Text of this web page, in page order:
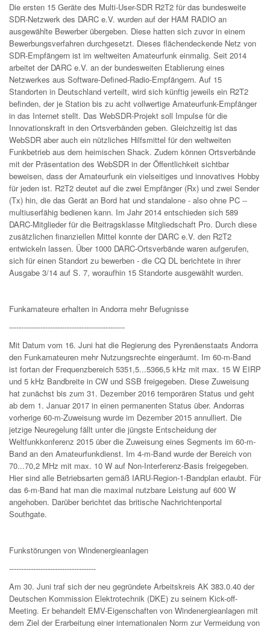
Die ersten 15 Geräte des Multi-User-SDR R2T2 für das bundesweite
SDR-Netzwerk des DARC e.V. wurden auf der HAM RADIO an
ausgewählte Bewerber übergeben. Diese hatten sich zuvor in einem
Bewerbungsverfahren durchgesetzt. Dieses flächendeckende Netz von
SDR-Empfängern ist im weltweiten Amateurfunk einmalig. Seit 2014
arbeitet der DARC e.V. an der bundesweiten Etablierung eines
Netzwerkes aus Software-Defined-Radio-Empfängern. Auf 15
Standorten in Deutschland verteilt, wird sich künftig jeweils ein R2T2
befinden, der je Station bis zu acht vollwertige Amateurfunk-Empfänger
in das Internet stellt. Das WebSDR-Projekt soll Impulse für die
Innovationskraft in den Ortsverbänden geben. Gleichzeitig ist das
WebSDR aber auch ein nützliches Hilfsmittel für den weltweiten
Funkbetrieb aus dem heimischen Shack. Zudem können Ortsverbände
mit der Präsentation des WebSDR in der Öffentlichkeit sichtbar
beweisen, dass der Amateurfunk ein vielseitiges und innovatives Hobby
für jeden ist. R2T2 deutet auf die zwei Empfänger (Rx) und zwei Sender
(Tx) hin, die das Gerät an Bord hat und standalone - also ohne PC --
multiuserfähig bedienen kann. Im Jahr 2014 entschieden sich 589
DARC-Mitglieder für die Beitragsklasse Mitgliedschaft Pro. Durch diese
zusätzlichen finanziellen Mittel konnte der DARC e.V. den R2T2
entwickeln lassen. Über 1000 DARC-Ortsverbände waren aufgerufen,
sich für einen Standort zu bewerben - die CQ DL berichtete in ihrer
Ausgabe 3/14 auf S. 7, woraufhin 15 Standorte ausgewählt wurden.
Funkamateure erhalten in Andorra mehr Befugnisse
------------------------------------------------
Mit Datum vom 16. Juni hat die Regierung des Pyrenäenstaats Andorra
den Funkamateuren mehr Nutzungsrechte eingeräumt. Im 60-m-Band
ist fortan der Frequenzbereich 5351,5...5366,5 kHz mit max. 15 W EIRP
und 5 kHz Bandbreite in CW und SSB freigegeben. Diese Zuweisung
hat zunächst bis zum 31. Dezember 2016 temporären Status und geht
ab dem 1. Januar 2017 in einen permanenten Status über. Andorras
vorherige 60-m-Zuweisung wurde im Dezember 2015 annulliert. Die
jetzige Neuregelung fällt unter die jüngste Entscheidung der
Weltfunkkonferenz 2015 über die Zuweisung eines Segments im 60-m-
Band an den Amateurfunkdienst. Im 4-m-Band wurde der Bereich von
70...70,2 MHz mit max. 10 W auf Non-Interferenz-Basis freigegeben.
Hier sind alle Betriebsarten gemäß IARU-Region-1-Bandplan erlaubt. Für
das 6-m-Band hat man die maximal nutzbare Leistung auf 600 W
angehoben. Darüber berichtet das britische Nachrichtenportal
Southgate.
Funkstörungen von Windenergieanlagen
------------------------------------
Am 30. Juni traf sich der neu gegründete Arbeitskreis AK 383.0.40 der
Deutschen Kommission Elektrotechnik (DKE) zu seinem Kick-off-
Meeting. Er behandelt EMV-Eigenschaften von Windenergieanlagen mit
dem Ziel der Erarbeitung einer internationalen Norm zur Vermeidung von